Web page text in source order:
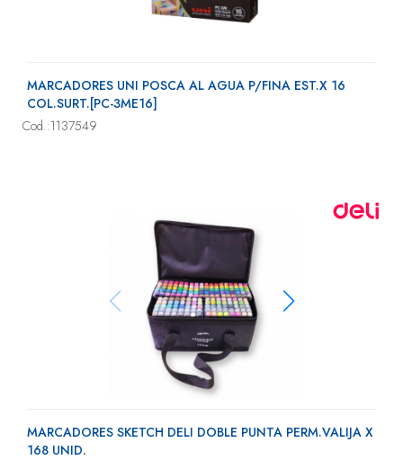
MARCADORES UNI POSCA AL AGUA P/FINA EST.X 16
COL.SURT.[PC-3ME16]
Cod.:1137549
MARCADORES SKETCH DELI DOBLE PUNTA PERM.VALIJA X
168 UNID.